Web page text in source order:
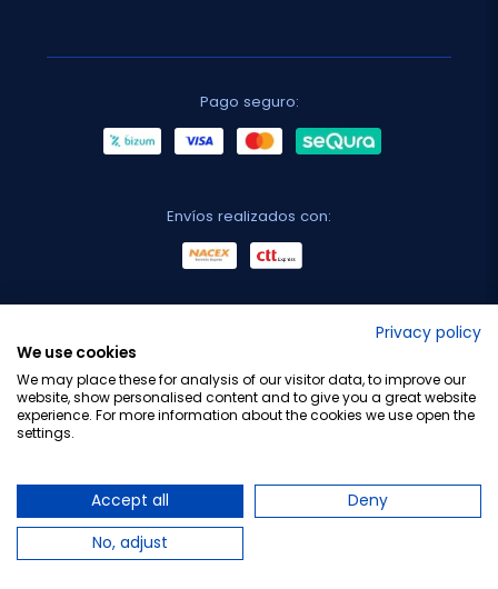
Pago seguro:
Envíos realizados con:
Privacy policy
We use cookies
We may place these for analysis of our visitor data, to improve our
website, show personalised content and to give you a great website
experience. For more information about the cookies we use open the
settings.
Accept all
Deny
No, adjust